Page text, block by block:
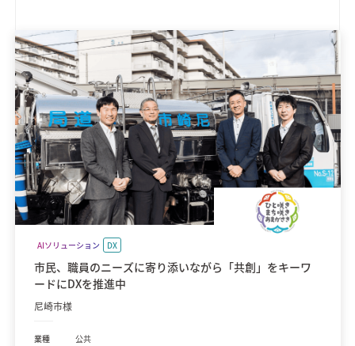
AIソリューション DX
市民、職員のニーズに寄り添いながら「共創」をキーワ
ードにDXを推進中
尼崎市様
業種 公共